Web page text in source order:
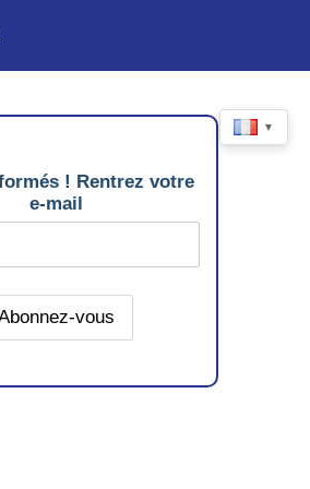
▼
! Rentrez votre
e-mail